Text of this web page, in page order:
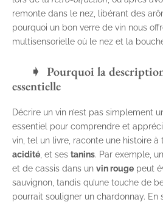
remonte dans le nez, libérant des
pourquoi un bon verre de vin nous
multisensorielle où le nez et la
Pourquoi la
essentielle
Décrire un vin n’est pas simplement
essentiel pour comprendre et
vin, tel un livre, raconte une histoire à
acidité , et ses tanins. Par exemple,
et de cassis dans un vin rouge peut
sauvignon, tandis qu’une touche de
pourrait souligner un chardonnay. En